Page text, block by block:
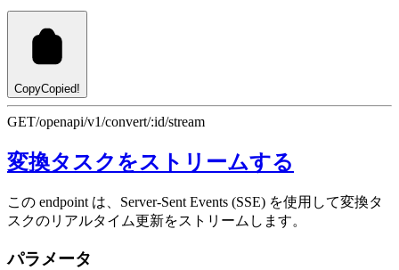
CopyCopied!
GET/openapi/v1/convert/:id/stream
変換タスクをストリームする
この endpoint は、Server-Sent Events (SSE) を使用して変換タ
スクのリアルタイム更新をストリームします。
パラメータ